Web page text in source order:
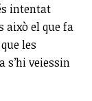
intentat
això el que fa
les
s’hi veiessin